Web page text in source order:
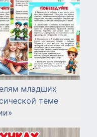
младших
теме